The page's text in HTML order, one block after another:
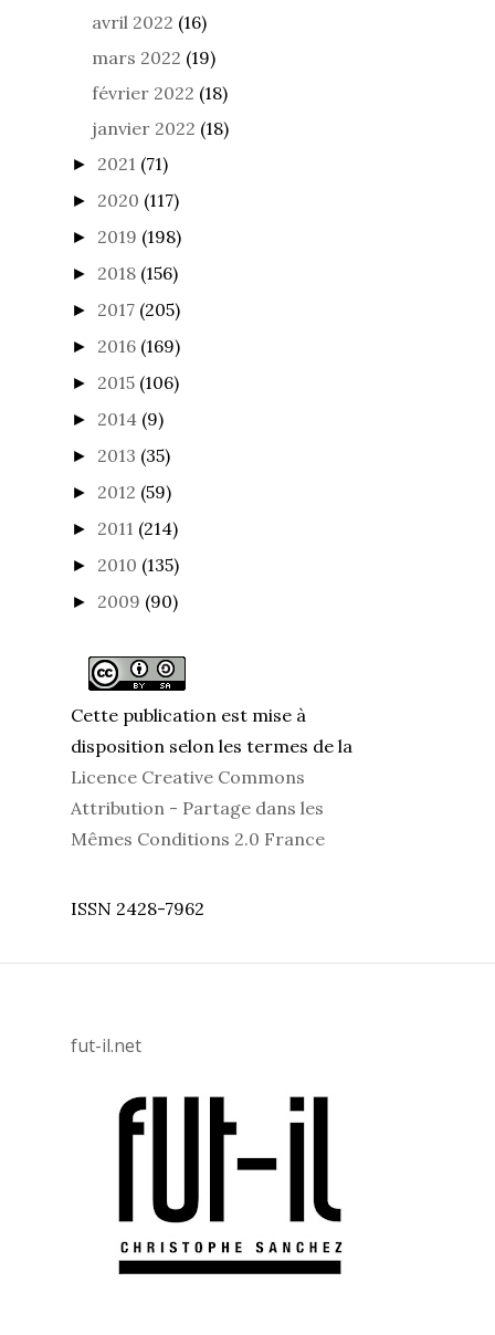
avril 2022 (16)
mars 2022 (19)
février 2022 (18)
janvier 2022 (18)
► 2021 (71)
► 2020 (117)
► 2019 (198)
► 2018 (156)
► 2017 (205)
► 2016 (169)
► 2015 (106)
► 2014 (9)
► 2013 (35)
► 2012 (59)
► 2011 (214)
► 2010 (135)
► 2009 (90)
Cette publication est mise à
disposition selon les termes de la
Licence Creative Commons
Attribution - Partage dans les
Mêmes Conditions 2.0 France
ISSN 2428-7962
fut-il.net